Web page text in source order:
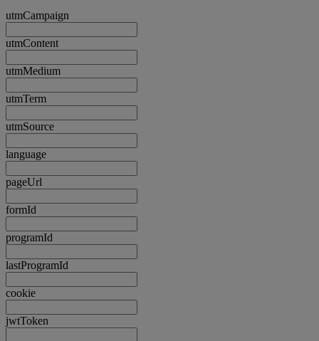
utmCampaign
utmContent
utmMedium
utmTerm
utmSource
language
pageUrl
formId
programId
lastProgramId
cookie
jwtToken